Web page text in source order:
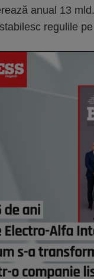
anual 13
regulile